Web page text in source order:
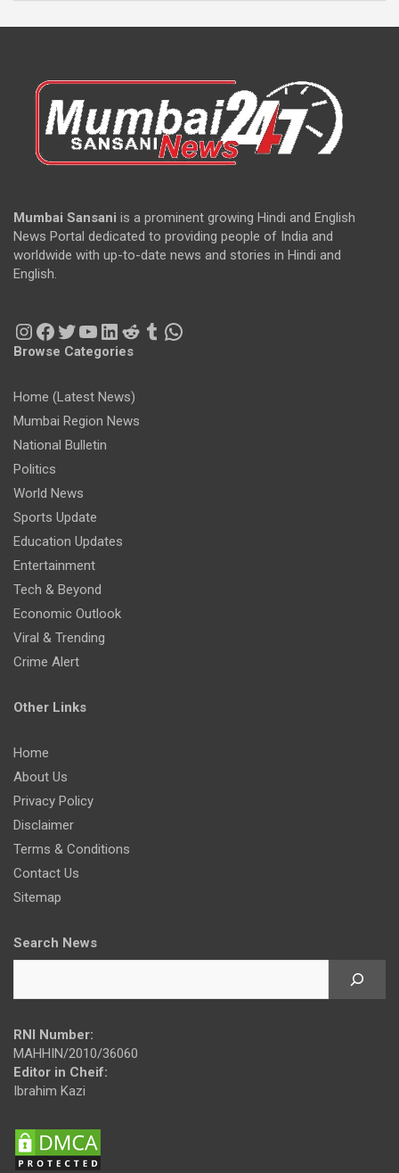
Mumbai Sansani is a prominent growing Hindi and English
News Portal dedicated to providing people of India and
worldwide with up-to-date news and stories in Hindi and
English.
Instagram
Facebook
Twitter
YouTube
LinkedIn
Reddit
Tumblr
WhatsApp
Browse Categories
Home (Latest News)
Mumbai Region News
National Bulletin
Politics
World News
Sports Update
Education Updates
Entertainment
Tech & Beyond
Economic Outlook
Viral & Trending
Crime Alert
Other Links
Home
About Us
Privacy Policy
Disclaimer
Terms & Conditions
Contact Us
Sitemap
Search News
RNI Number:
MAHHIN/2010/36060
Editor in Cheif:
Ibrahim Kazi